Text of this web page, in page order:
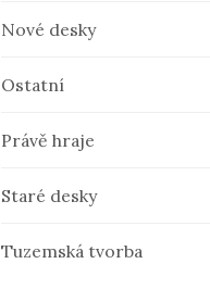
Nové desky
Ostatní
Právě hraje
Staré desky
Tuzemská tvorba